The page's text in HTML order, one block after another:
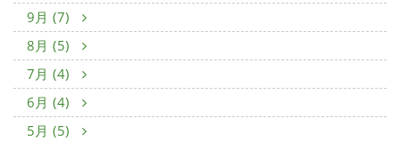
9月 (7)
8月 (5)
7月 (4)
6月 (4)
5月 (5)